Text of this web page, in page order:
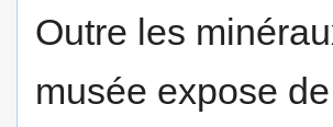
Outre les
musée expose